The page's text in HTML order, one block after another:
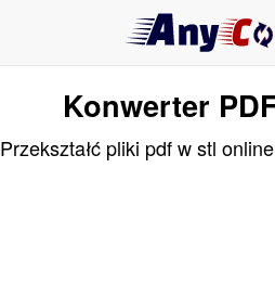
Konwerter
Przekształć pliki pdf w stl